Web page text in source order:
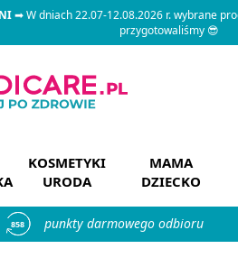
➡ W dniach 22.07-12.08.2026 r. wybrane
przygotowaliśmy 😎
KOSMETYKI
URODA
MAMA
DZIECKO
858 punkty darmowego odbioru